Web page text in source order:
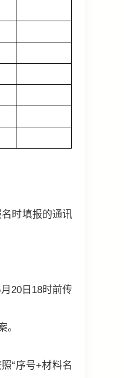
时填报的通讯
20日18时前传
。
“序号+材料名